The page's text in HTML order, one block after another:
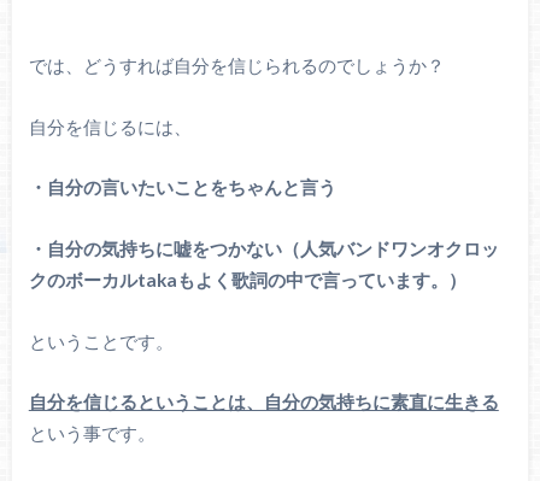
では、どうすれば自分を信じられるのでしょうか？
自分を信じるには、
・自分の言いたいことをちゃんと言う
・自分の気持ちに嘘をつかない（人気バンドワンオクロッ
クのボーカルtakaもよく歌詞の中で言っています。）
ということです。
自分を信じるということは、自分の気持ちに素直に生きる
という事です。